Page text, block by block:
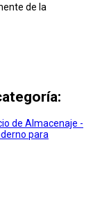
de la